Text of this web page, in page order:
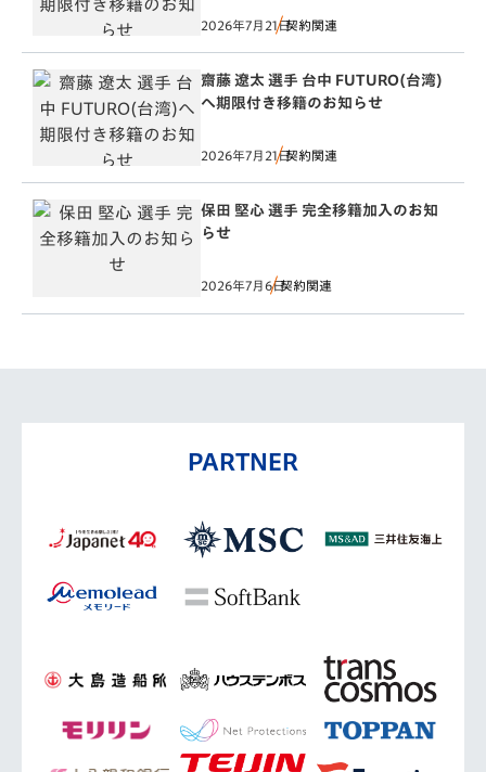
2026年7月21日契約関連
齋藤 遼太 選手 台中 FUTURO(台湾)
へ期限付き移籍のお知らせ
2026年7月21日契約関連
保田 堅心 選手 完全移籍加入のお知
らせ
2026年7月6日契約関連
PARTNER